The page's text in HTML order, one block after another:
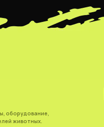
оборудование,
животных.